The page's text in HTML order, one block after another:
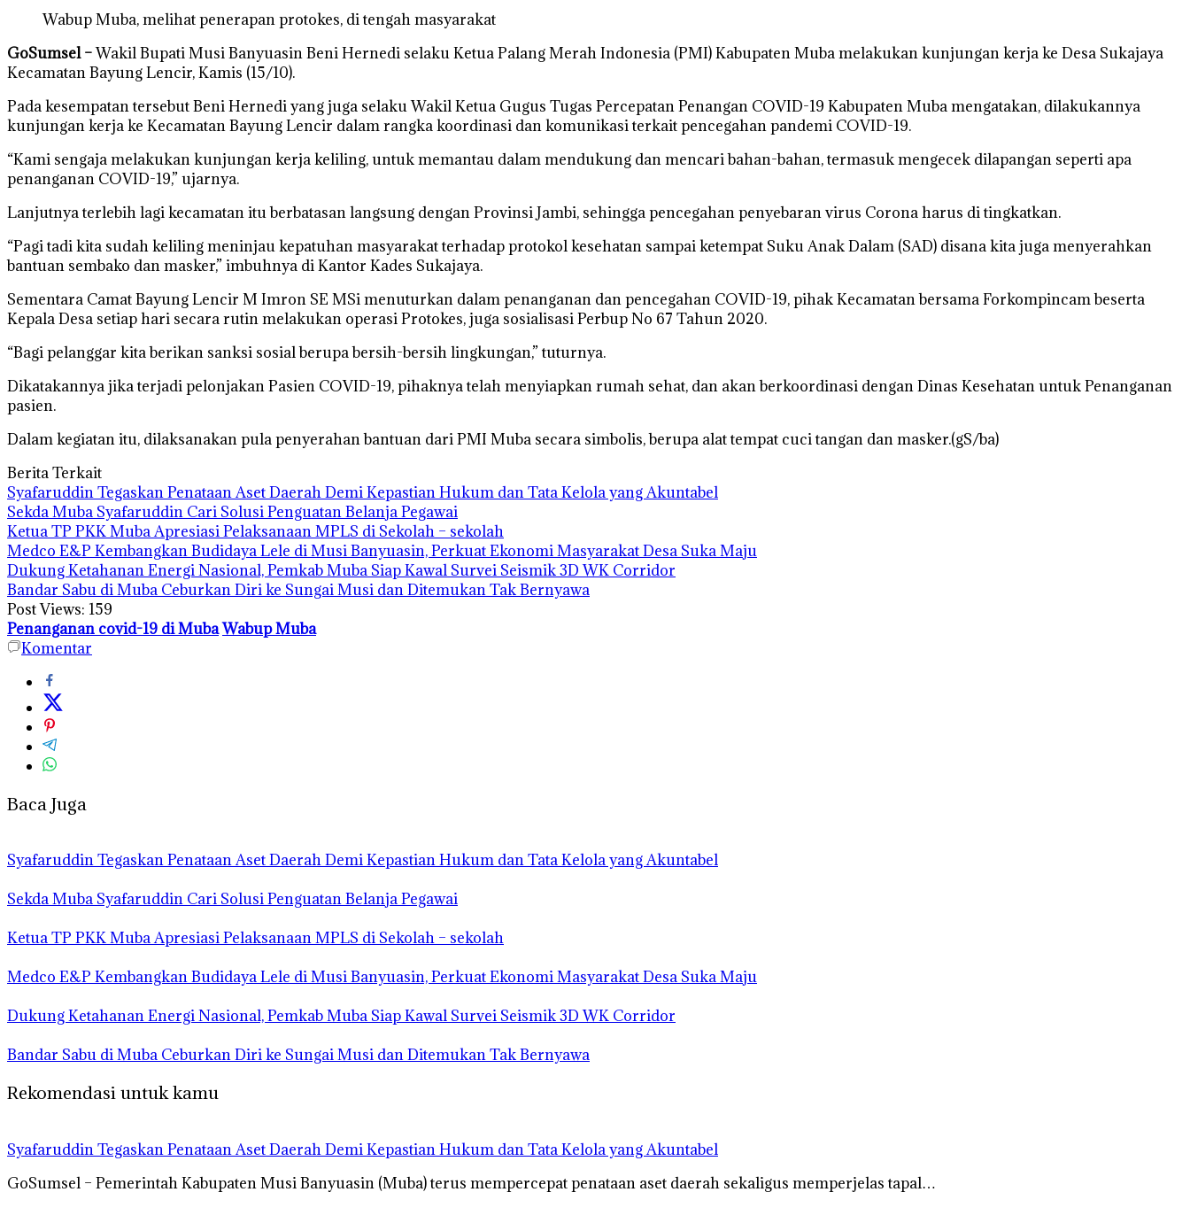
Wabup Muba, melihat penerapan protokes, di tengah masyarakat
GoSumsel –Wakil Bupati Musi Banyuasin Beni Hernedi selaku Ketua Palang Merah Indonesia (PMI) Kabupaten Muba melakukan kunjungan kerja ke Desa Sukajaya
Kecamatan Bayung Lencir, Kamis (15/10).
Pada kesempatan tersebut Beni Hernedi yang juga selaku Wakil Ketua Gugus Tugas Percepatan Penangan COVID-19 Kabupaten Muba mengatakan, dilakukannya
kunjungan kerja ke Kecamatan Bayung Lencir dalam rangka koordinasi dan komunikasi terkait pencegahan pandemi COVID-19.
“Kami sengaja melakukan kunjungan kerja keliling, untuk memantau dalam mendukung dan mencari bahan-bahan, termasuk mengecek dilapangan seperti apa
penanganan COVID-19,” ujarnya.
Lanjutnya terlebih lagi kecamatan itu berbatasan langsung dengan Provinsi Jambi, sehingga pencegahan penyebaran virus Corona harus di tingkatkan.
“Pagi tadi kita sudah keliling meninjau kepatuhan masyarakat terhadap protokol kesehatan sampai ketempat Suku Anak Dalam (SAD) disana kita juga menyerahkan
bantuan sembako dan masker,” imbuhnya di Kantor Kades Sukajaya.
Sementara Camat Bayung Lencir M Imron SE MSi menuturkan dalam penanganan dan pencegahan COVID-19, pihak Kecamatan bersama Forkompincam beserta
Kepala Desa setiap hari secara rutin melakukan operasi Protokes, juga sosialisasi Perbup No 67 Tahun 2020.
“Bagi pelanggar kita berikan sanksi sosial berupa bersih-bersih lingkungan,” tuturnya.
Dikatakannya jika terjadi pelonjakan Pasien COVID-19, pihaknya telah menyiapkan rumah sehat, dan akan berkoordinasi dengan Dinas Kesehatan untuk Penanganan
pasien.
Dalam kegiatan itu, dilaksanakan pula penyerahan bantuan dari PMI Muba secara simbolis, berupa alat tempat cuci tangan dan masker.(gS/ba)
Berita Terkait
Syafaruddin Tegaskan Penataan Aset Daerah Demi Kepastian Hukum dan Tata Kelola yang Akuntabel
Sekda Muba Syafaruddin Cari Solusi Penguatan Belanja Pegawai
Ketua TP PKK Muba Apresiasi Pelaksanaan MPLS di Sekolah – sekolah
Medco E&P Kembangkan Budidaya Lele di Musi Banyuasin, Perkuat Ekonomi Masyarakat Desa Suka Maju
Dukung Ketahanan Energi Nasional, Pemkab Muba Siap Kawal Survei Seismik 3D WK Corridor
Bandar Sabu di Muba Ceburkan Diri ke Sungai Musi dan Ditemukan Tak Bernyawa
Post Views: 159
Penanganan covid-19 di MubaWabup Muba
Komentar
Baca Juga
Syafaruddin Tegaskan Penataan Aset Daerah Demi Kepastian Hukum dan Tata Kelola yang Akuntabel
Sekda Muba Syafaruddin Cari Solusi Penguatan Belanja Pegawai
Ketua TP PKK Muba Apresiasi Pelaksanaan MPLS di Sekolah – sekolah
Medco E&P Kembangkan Budidaya Lele di Musi Banyuasin, Perkuat Ekonomi Masyarakat Desa Suka Maju
Dukung Ketahanan Energi Nasional, Pemkab Muba Siap Kawal Survei Seismik 3D WK Corridor
Bandar Sabu di Muba Ceburkan Diri ke Sungai Musi dan Ditemukan Tak Bernyawa
Rekomendasi untuk kamu
Syafaruddin Tegaskan Penataan Aset Daerah Demi Kepastian Hukum dan Tata Kelola yang Akuntabel
GoSumsel – Pemerintah Kabupaten Musi Banyuasin (Muba) terus mempercepat penataan aset daerah sekaligus memperjelas tapal…